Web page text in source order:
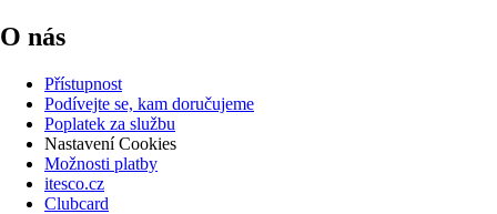
O nás
Přístupnost
Podívejte se, kam doručujeme
Poplatek za službu
Nastavení Cookies
Možnosti platby
itesco.cz
Clubcard